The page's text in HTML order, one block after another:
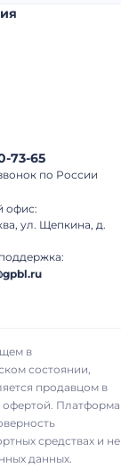
73-65
по России
офис:
ул. Щепкина, д.
в
состоянии,
продавцом в
офертой. Платформа
средствах и не
данных.